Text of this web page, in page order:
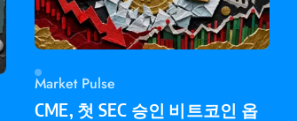
Market Pulse
CME, 첫 SEC 승인 비트코인 옵